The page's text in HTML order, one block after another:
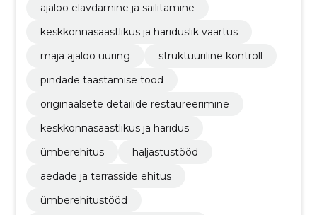
ajaloo elavdamine ja säilitamine
keskkonnasäästlikus ja hariduslik väärtus
maja ajaloo uuring
struktuuriline kontroll
pindade taastamise tööd
originaalsete detailide restaureerimine
keskkonnasäästlikus ja haridus
ümberehitus
haljastustööd
aedade ja terrasside ehitus
ümberehitustööd